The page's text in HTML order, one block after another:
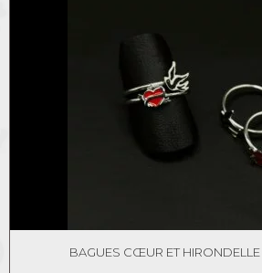
BAGUES CŒUR ET HIRONDELLE